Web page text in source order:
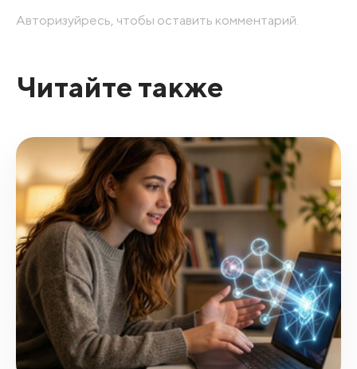
Авторизуйресь, чтобы оставить комментарий.
Читайте также